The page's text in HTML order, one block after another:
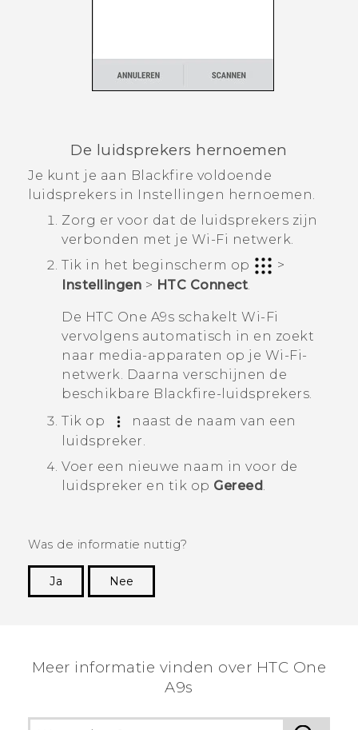
De luidsprekers hernoemen
Je kunt je aan Blackfire voldoende
luidsprekers in Instellingen hernoemen.
Zorg er voor dat de luidsprekers zijn
verbonden met je Wi‍-Fi netwerk.
Tik in het beginscherm op
>
Instellingen > HTC Connect.
De HTC One A9s schakelt Wi‍-Fi
vervolgens automatisch in en zoekt
naar media-apparaten op je Wi‍-Fi-
netwerk. Daarna verschijnen de
beschikbare Blackfire-luidsprekers.
Tik op
naast de naam van een
luidspreker.
Voer een nieuwe naam in voor de
luidspreker en tik op Gereed .
Was de informatie nuttig?
Ja
Nee
Meer informatie vinden over HTC One
A9s